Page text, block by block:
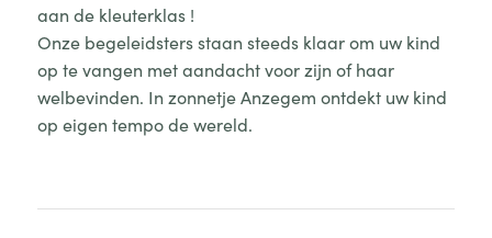
aan de kleuterklas !
Onze begeleidsters staan steeds klaar om uw kind
op te vangen met aandacht voor zijn of haar
welbevinden. In zonnetje Anzegem ontdekt uw kind
op eigen tempo de wereld.